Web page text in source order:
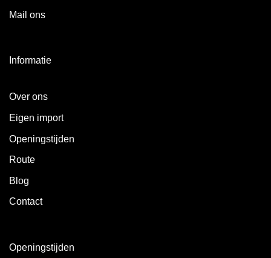
Mail ons
Informatie
Over ons
Eigen import
Openingstijden
Route
Blog
Contact
Openingstijden